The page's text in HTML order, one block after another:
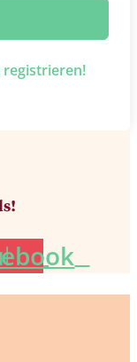
registrieren!